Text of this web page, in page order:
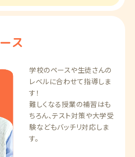
ース
学校のペースや生徒さんの
レベルに合わせて指導しま
す！
難しくなる授業の補習はも
ちろん、テスト対策や大学受
験などもバッチリ対応しま
す。